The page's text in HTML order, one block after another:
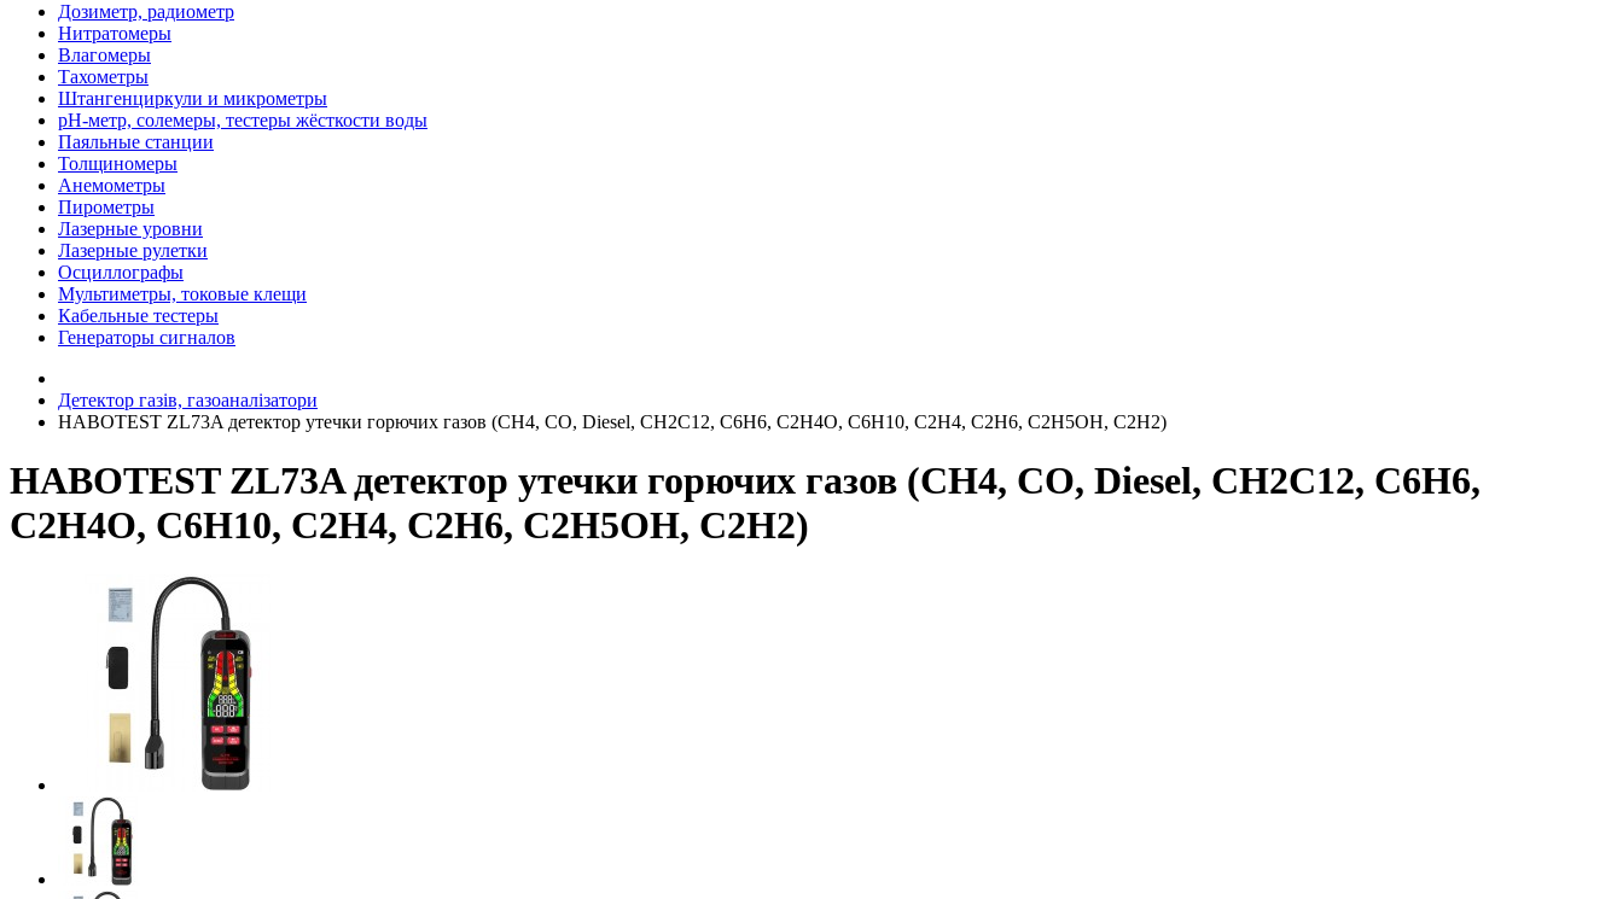
Дозиметр, радиометр
Нитратомеры
Влагомеры
Тахометры
Штангенциркули и микрометры
pH-метр, солемеры, тестеры жёсткости воды
Паяльные станции
Толщиномеры
Анемометры
Пирометры
Лазерные уровни
Лазерные рулетки
Осциллографы
Мультиметры, токовые клещи
Кабельные тестеры
Генераторы сигналов
Детектор газів, газоаналізатори
HABOTEST ZL73A детектор утечки горючих газов (CH4, CO, Diesel, CH2C12, C6H6, C2H4O, C6H10, C2H4, C2H6, C2H5OH, C2H2)
HABOTEST ZL73A детектор утечки горючих газов (CH4, CO, Diesel, CH2C12, C6H6,
C2H4O, C6H10, C2H4, C2H6, C2H5OH, C2H2)